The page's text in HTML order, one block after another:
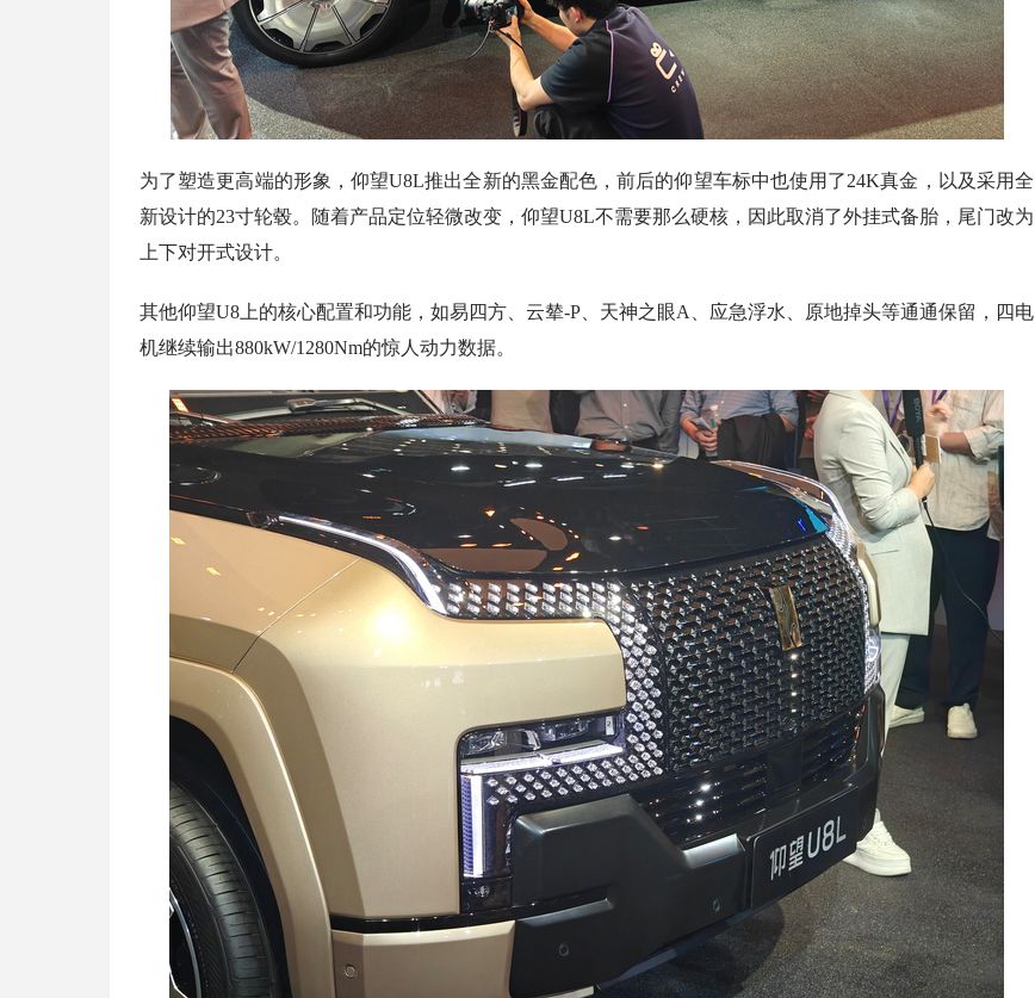
为了塑造更高端的形象，仰望U8L推出全新的黑金配色，前后的仰望车标中也使用了24K真金，以及采用全
新设计的23寸轮毂。随着产品定位轻微改变，仰望U8L不需要那么硬核，因此取消了外挂式备胎，尾门改为
上下对开式设计。
其他仰望U8上的核心配置和功能，如易四方、云辇-P、天神之眼A、应急浮水、原地掉头等通通保留，四电
机继续输出880kW/1280Nm的惊人动力数据。